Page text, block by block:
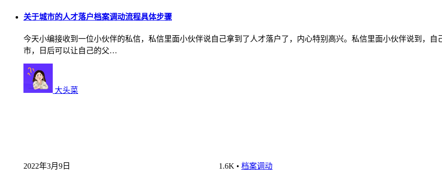
关于城市的人才落户档案调动流程具体步骤
今天小编接收到一位小伙伴的私信，私信里面小伙伴说自己拿到了人才落户了，内心特别高兴。私信里面小伙伴说到，
市，日后可以让自己的父…
大头菜
2022年3月9日 1.6K • 档案调动